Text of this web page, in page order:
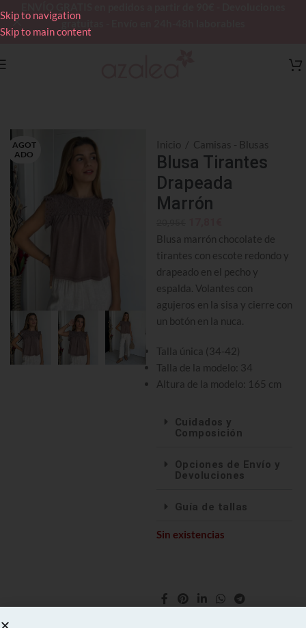
Skip to navigation
Skip to main content
gratuitas - Envío en 24h-48h laborables
AGOT
ADO
Inicio / Camisas - Blusas
Blusa Tirantes
Drapeada
Marrón
Blusa marrón chocolate de
tirantes con escote redondo y
drapeado en el pecho y
espalda. Volantes con
agujeros en la sisa y cierre con
un botón en la nuca.
Talla única (34-42)
Talla de la modelo: 34
Altura de la modelo: 165 cm
Cuidados y
Composición
Opciones de Envío y
Devoluciones
Guía de tallas
Sin existencias